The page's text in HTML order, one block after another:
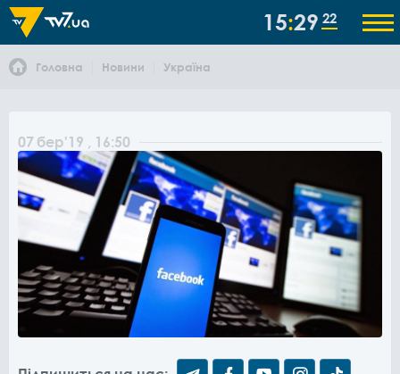
15 29 22
Головна Новини Україна
07 бер'19 , 16:50